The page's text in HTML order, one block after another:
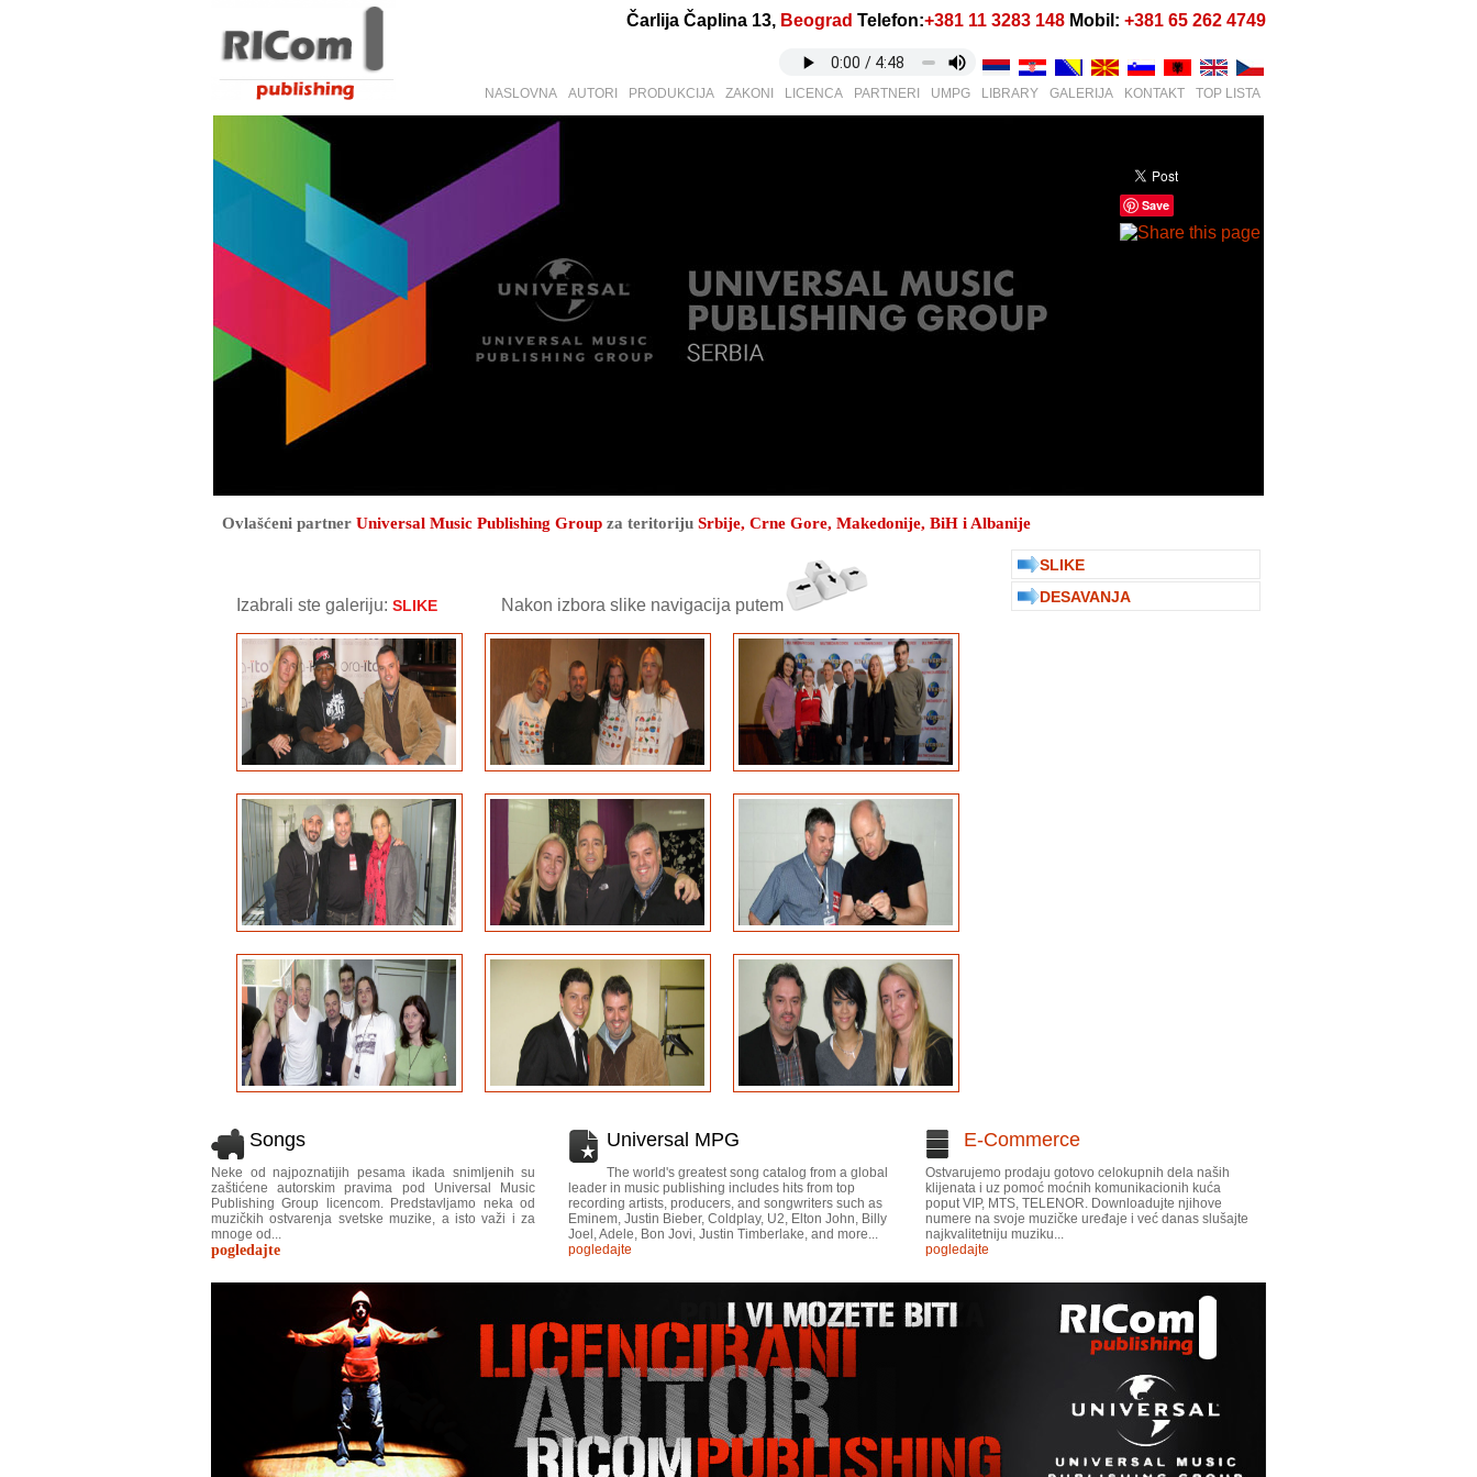
Čarlija Čaplina 13, Beograd Telefon:+381 11 3283 148 Mobil: +381 65 262 4749
TOP LISTA
KONTAKT
GALERIJA
LIBRARY
UMPG
PARTNERI
LICENCA
ZAKONI
PRODUKCIJA
AUTORI
NASLOVNA
Save
Ovlašćeni partner Universal Music Publishing Group za teritoriju Srbije, Crne Gore, Makedonije, BiH i Albanije
Izabrali ste galeriju: SLIKE Nakon izbora slike navigacija putem
SLIKE
DESAVANJA
Songs
Neke od najpoznatijih pesama ikada snimljenih su
zaštićene autorskim pravima pod Universal Music
Publishing Group licencom. Predstavljamo neka od
muzičkih ostvarenja svetske muzike, a isto važi i za
mnoge od...
pogledajte
Universal MPG
The world's greatest song catalog from a global
leader in music publishing includes hits from top
recording artists, producers, and songwriters such as
Eminem, Justin Bieber, Coldplay, U2, Elton John, Billy
Joel, Adele, Bon Jovi, Justin Timberlake, and more...
pogledajte
E-Commerce
Ostvarujemo prodaju gotovo celokupnih dela naših
klijenata i uz pomoć moćnih komunikacionih kuća
poput VIP, MTS, TELENOR. Downloadujte njihove
numere na svoje muzičke uređaje i već danas slušajte
najkvalitetniju muziku...
pogledajte